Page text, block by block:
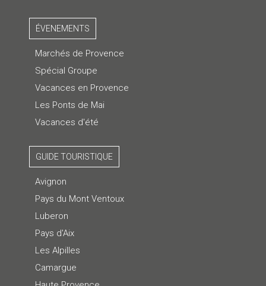
ÉVENEMENTS
Marchés de Provence
Spécial Groupe
Vacances en Provence
Les Ponts de Mai
Vacances d'été
GUIDE TOURISTIQUE
Avignon
Pays du Mont Ventoux
Luberon
Pays d'Aix
Les Alpilles
Camargue